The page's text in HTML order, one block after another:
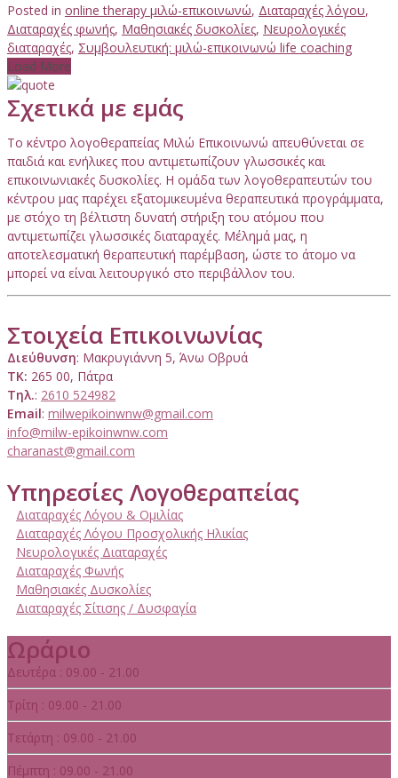
Posted in online therapy μιλώ-επικοινωνώ, Διαταραχές λόγου,
Διαταραχές φωνής, Μαθησιακές δυσκολίες, Νευρολογικές
διαταραχές, Συμβουλευτική: μιλώ-επικοινωνώ life coaching
Load More
Σχετικά με εμάς
Το κέντρο λογοθεραπείας Μιλώ Επικοινωνώ απευθύνεται σε
παιδιά και ενήλικες που αντιμετωπίζουν γλωσσικές και
επικοινωνιακές δυσκολίες. Η ομάδα των λογοθεραπευτών του
κέντρου μας παρέχει εξατομικευμένα θεραπευτικά προγράμματα,
με στόχο τη βέλτιστη δυνατή στήριξη του ατόμου που
αντιμετωπίζει γλωσσικές διαταραχές. Μέλημά μας, η
αποτελεσματική θεραπευτική παρέμβαση, ώστε το άτομο να
μπορεί να είναι λειτουργικό στο περιβάλλον του.
Στοιχεία Επικοινωνίας
Διεύθυνση: Μακρυγιάννη 5, Άνω Οβρυά
ΤΚ: 265 00, Πάτρα
Τηλ.: 2610 524982
Email: milwepikoinwnw@gmail.com
info@milw-epikoinwnw.com
charanast@gmail.com
Υπηρεσίες Λογοθεραπείας
Διαταραχές Λόγου & Ομιλίας
Διαταραχές Λόγου Προσχολικής Ηλικίας
Νευρολογικές Διαταραχές
Διαταραχές Φωνής
Μαθησιακές Δυσκολίες
Διαταραχές Σίτισης / Δυσφαγία
Ωράριο
Δευτέρα : 09.00 - 21.00
Τρίτη : 09.00 - 21.00
Τετάρτη : 09.00 - 21.00
Πέμπτη : 09.00 - 21.00